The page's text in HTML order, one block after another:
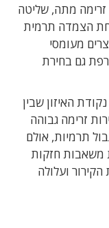
זרימה מתה, שליטה
הצמדה תרמית
מעומסי
גם בחירת
האיזון שבין
זרימה גבוהה
תרמיות, אולם
משאבות חזקות
ועלולה